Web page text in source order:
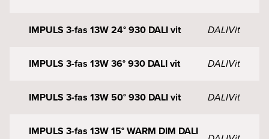
IMPULS 3-fas 13W 24° 930 DALI vit DALIVit
IMPULS 3-fas 13W 36° 930 DALI vit DALIVit
IMPULS 3-fas 13W 50° 930 DALI vit DALIVit
IMPULS 3-fas 13W 15° WARM DIM DALI